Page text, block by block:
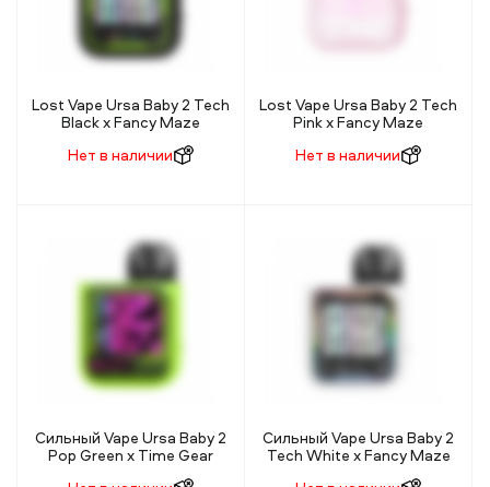
Lost Vape Ursa Baby 2 Tech
Black x Fancy Maze
Нет в наличии
Lost Vape Ursa Baby 2 Tech
Pink x Fancy Maze
Нет в наличии
Сильный Vape Ursa Baby 2
Pop Green x Time Gear
Сильный Vape Ursa Baby 2
Tech White x Fancy Maze